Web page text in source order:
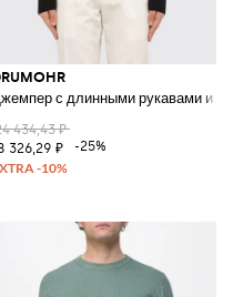
хлопка
с длинными рукавами и
434,43 ₽
326,29 ₽
-25%